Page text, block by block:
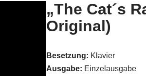
„The Cat´s
Original)
Besetzung: Klavier
Ausgabe: Einzelausgabe